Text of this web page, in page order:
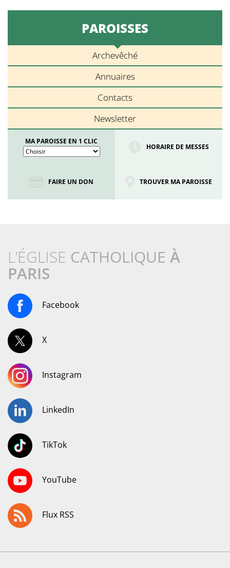
PAROISSES
Archevêché
Annuaires
Contacts
Newsletter
MA PAROISSE EN 1 CLIC
HORAIRE DE MESSES
FAIRE UN DON TROUVER MA PAROISSE
L’ÉGLISE CATHOLIQUE À
PARIS
Facebook
X
Instagram
LinkedIn
TikTok
YouTube
Flux RSS